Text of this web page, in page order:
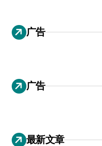
广告
广告
最新文章